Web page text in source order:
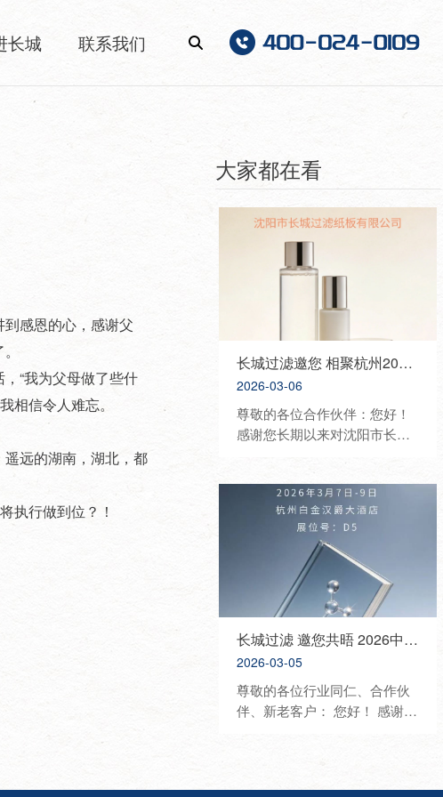
长城 联系我们
感恩的心，感谢父
“我为父母做了些什
信令人难忘。
远的湖南，湖北，都
执行做到位？！
大家都在看
长城过滤邀您 相聚杭州2026 PCHI中国化妆品原料展，携手共创美好未来！
2026-03-06
尊敬的各位合作伙伴：您好！
感谢您长期以来对沈阳市长城
流、展示优质产品与技术、携
手开拓合作新机遇，我司将重
磅亮相2026中国国际化妆品、
个人及家庭护理用品原料展览
会（PCHI），诚挚邀请您莅临
展位参观洽谈、共话发展。 展
会信息 • 展会名称：2026 PCHI
中国化妆品原料展 • 展会时
间：2026年3月18日—3月20日
我司展位：8C67 展会介绍 中
国国际化妆品、个人及家庭护
长城过滤 邀您共晤 2026中国日化行业年会
2026-03-05
尊敬的各位行业同仁、合作伙
伴、新老客户： 您好！ 感谢您
品、深化合作交流，我司将隆